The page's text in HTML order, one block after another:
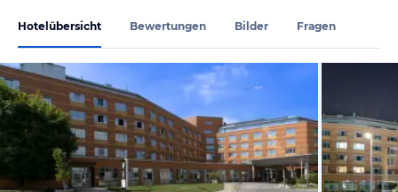
Hotelübersicht Bewertungen Bilder Fragen